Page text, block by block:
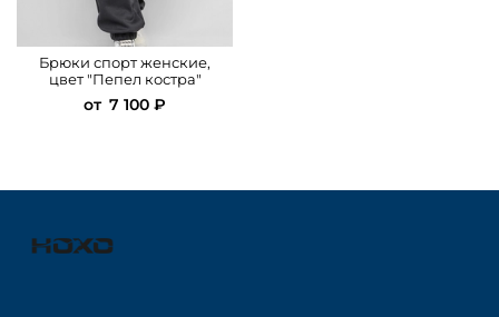
Брюки спорт женские,
цвет "Пепел костра"
от 7 100 ₽